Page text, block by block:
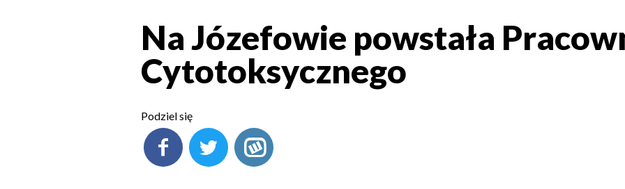
Na Józefowie powstała
Cytotoksycznego
Podziel się